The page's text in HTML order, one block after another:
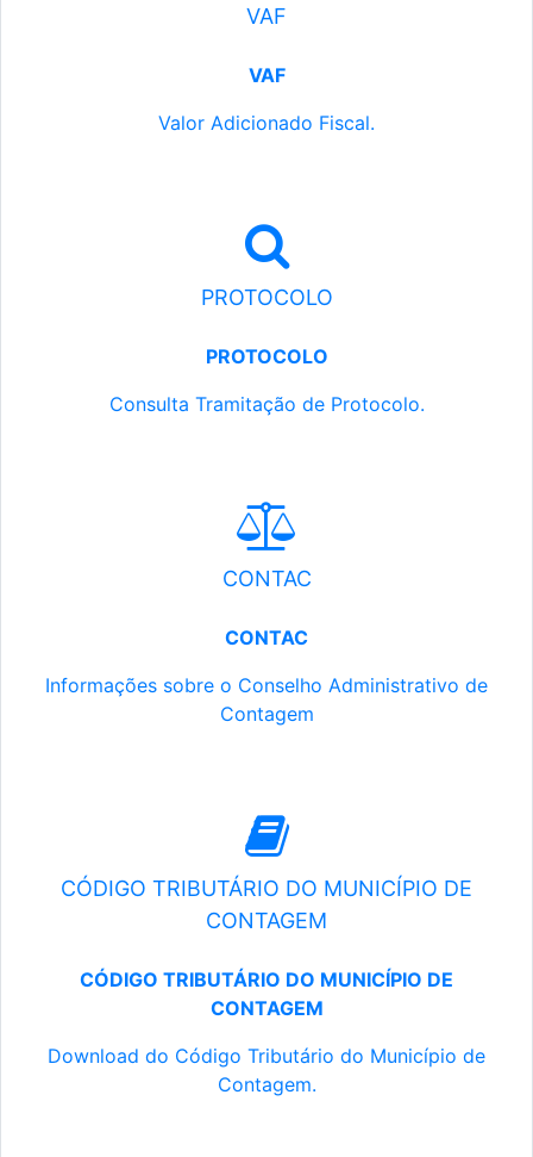
VAF
VAF
Valor Adicionado Fiscal.
PROTOCOLO
PROTOCOLO
Consulta Tramitação de Protocolo.
CONTAC
CONTAC
Informações sobre o Conselho Administrativo de
Contagem
CÓDIGO TRIBUTÁRIO DO MUNICÍPIO DE
CONTAGEM
CÓDIGO TRIBUTÁRIO DO MUNICÍPIO DE
CONTAGEM
Download do Código Tributário do Município de
Contagem.